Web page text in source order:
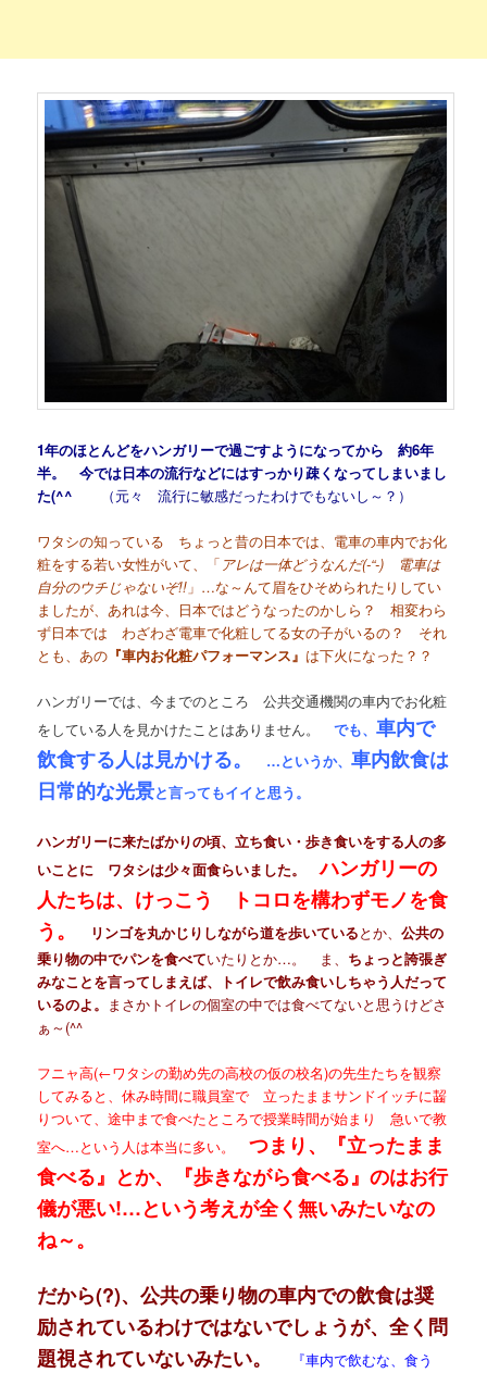
1年のほとんどをハンガリーで過ごすようになってから 約6年
半。 今では日本の流行などにはすっかり疎くなってしまいまし
た(^^ゞ
（元々 流行に敏感だったわけでもないし～？）
ワタシの知っている ちょっと昔の日本では、電車の車内でお化
粧をする若い女性がいて、「 アレは一体どうなんだ(-“-) 電車は
自分のウチじゃないぞ!! 」…な～んて眉をひそめられたりしてい
ましたが、あれは今、日本ではどうなったのかしら？ 相変わら
ず日本では わざわざ電車で化粧してる女の子がいるの？ それ
とも、あの 『車内お化粧パフォーマンス』 は下火になった？？
ハンガリーでは、今までのところ 公共交通機関の車内でお化粧
をしている人を見かけたことはありません。でも、車内で
飲食する人は見かける。
…というか、車内飲食は
日常的な光景と言ってもイイと思う。
ハンガリーに来たばかりの頃、立ち食い・歩き食いをする人の多
いことに ワタシは少々面食らいました。
ハンガリーの
人たちは、けっこう トコロを構わずモノを食
う。
リンゴを丸かじりしながら道を歩いているとか、公共の
乗り物の中でパンを食べていたりとか…。 ま、 ちょっと誇張ぎ
みなことを言ってしまえば、トイレで飲み食いしちゃう人だって
いるのよ。 まさかトイレの個室の中では食べてないと思うけどさ
ぁ～(^^ゞ
フニャ高(←ワタシの勤め先の高校の仮の校名)の先生たちを観察
してみると、休み時間に職員室で 立ったままサンドイッチに齧
りついて、途中まで食べたところで授業時間が始まり 急いで教
室へ…という人は本当に多い。
つまり、『立ったまま
食べる』とか、『歩きながら食べる』のはお行
儀が悪い!…という考えが全く無いみたいなの
ね～。
だから(?)、公共の乗り物の車内での飲食は奨
励されているわけではないでしょうが、全く問
題視されていないみたい。
『車内で飲むな、食う